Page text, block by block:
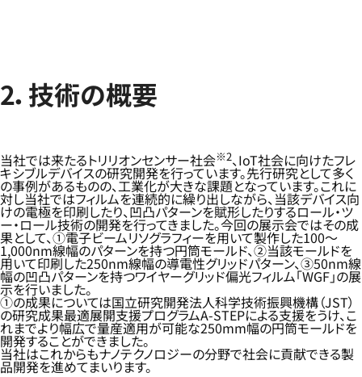
2．技術の概要
当社では来たるトリリオンセンサー社会※2、IoT社会に向けたフレ
キシブルデバイスの研究開発を行っています。先行研究として多く
の事例があるものの、工業化が大きな課題となっています。これに
対し当社ではフィルムを連続的に繰り出しながら、当該デバイス向
けの電極を印刷したり、凹凸パターンを賦形したりするロール・ツ
ー・ロール技術の開発を行ってきました。今回の展示会ではその成
果として、①電子ビームリソグラフィーを用いて製作した100～
1,000nm線幅のパターンを持つ円筒モールド、②当該モールドを
用いて印刷した250nm線幅の導電性グリッドパターン、③50nm線
幅の凹凸パターンを持つワイヤーグリッド偏光フィルム「WGF」の展
示を行いました。
①の成果については国立研究開発法人科学技術振興機構（JST）
の研究成果最適展開支援プログラムA-STEPによる支援をうけ、こ
れまでより幅広で量産適用が可能な250mm幅の円筒モールドを
開発することができました。
当社はこれからもナノテクノロジーの分野で社会に貢献できる製
品開発を進めてまいります。